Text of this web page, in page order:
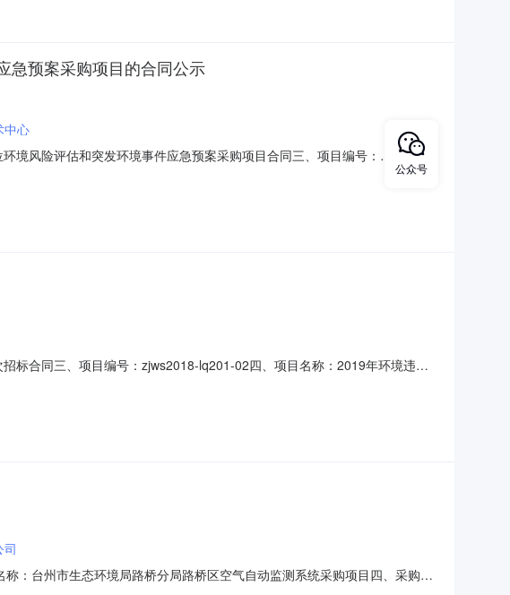
急预案采购项目的合同公示
中心
风险评估和突发环境事件应急预案采购项目合同三、项目编号：
估和突发环境事件应急预案采购项目五、合同主体采购人（甲方）：台州市
供应商（乙方）：台州市污染防治工程技术中心地址：台州经济开发区白
标合同三、项目编号：zjws2018-lq201-02四、项目名称：2019年环境违法
珠江路600号3栋1单元6楼605号联系方式：18561852290六、
：台州市生态环境局路桥分局路桥区空气自动监测系统采购项目四、采购项
公众号